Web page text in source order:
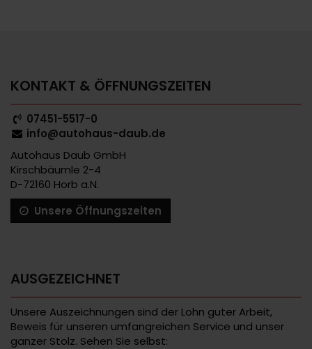
KONTAKT & ÖFFNUNGSZEITEN
07451-5517-0
info@autohaus-daub.de
Autohaus Daub GmbH
Kirschbäumle 2-4
D-72160 Horb a.N.
Unsere Öffnungszeiten
AUSGEZEICHNET
Unsere Auszeichnungen sind der Lohn guter Arbeit,
Beweis für unseren umfangreichen Service und unser
ganzer Stolz. Sehen Sie selbst: